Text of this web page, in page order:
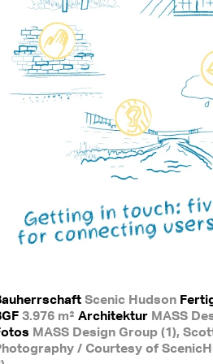
Scenic Hudson
3.976 m² Architektur MASS
MASS Design Group (1),
/ Courtesy of